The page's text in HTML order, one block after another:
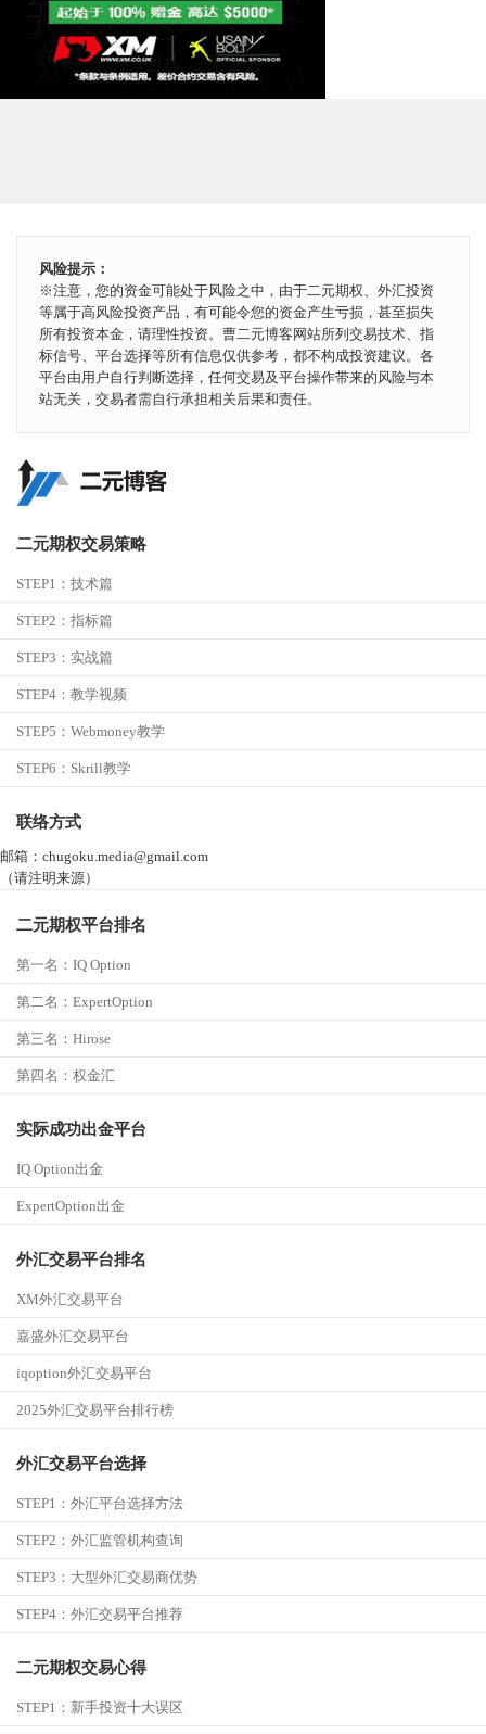
风险提示：
※注意，您的资金可能处于风险之中，由于二元期权、外汇投资
等属于高风险投资产品，有可能令您的资金产生亏损，甚至损失
所有投资本金，请理性投资。曹二元博客网站所列交易技术、指
标信号、平台选择等所有信息仅供参考，都不构成投资建议。各
平台由用户自行判断选择，任何交易及平台操作带来的风险与本
站无关，交易者需自行承担相关后果和责任。
二元期权交易策略
STEP1： 技术篇
STEP2： 指标篇
STEP3： 实战篇
STEP4： 教学视频
STEP5： Webmoney教学
STEP6： Skrill教学
联络方式
邮箱：chugoku.media@gmail.com
（请注明来源）
二元期权平台排名
第一名： IQ Option
第二名：ExpertOption
第三名： Hirose
第四名： 权金汇
实际成功出金平台
IQ Option出金
ExpertOption出金
外汇交易平台排名
XM外汇交易平台
嘉盛外汇交易平台
iqoption外汇交易平台
2025外汇交易平台排行榜
外汇交易平台选择
STEP1： 外汇平台选择方法
STEP2： 外汇监管机构查询
STEP3： 大型外汇交易商优势
STEP4： 外汇交易平台推荐
二元期权交易心得
STEP1： 新手投资十大误区